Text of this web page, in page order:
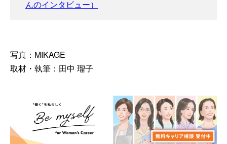
んのインタビュー）
写真：MIKAGE
取材・執筆：田中 瑠子